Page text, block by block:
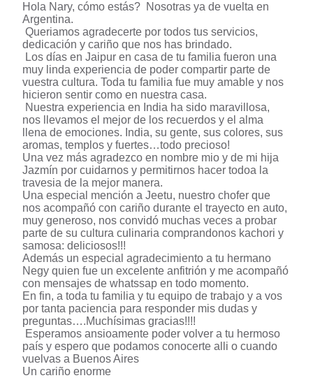
Hola Nary, cómo estás? Nosotras ya de vuelta en
Argentina.
Queriamos agradecerte por todos tus servicios,
dedicación y cariño que nos has brindado.
Los días en Jaipur en casa de tu familia fueron una
muy linda experiencia de poder compartir parte de
vuestra cultura. Toda tu familia fue muy amable y nos
hicieron sentir como en nuestra casa.
Nuestra experiencia en India ha sido maravillosa,
nos llevamos el mejor de los recuerdos y el alma
llena de emociones. India, su gente, sus colores, sus
aromas, templos y fuertes…todo precioso!
Una vez más agradezco en nombre mio y de mi hija
Jazmín por cuidarnos y permitirnos hacer todoa la
travesia de la mejor manera.
Una especial mención a Jeetu, nuestro chofer que
nos acompañó con cariño durante el trayecto en auto,
muy generoso, nos convidó muchas veces a probar
parte de su cultura culinaria comprandonos kachori y
samosa: deliciosos!!!
Además un especial agradecimiento a tu hermano
Negy quien fue un excelente anfitrión y me acompañó
con mensajes de whatssap en todo momento.
En fin, a toda tu familia y tu equipo de trabajo y a vos
por tanta paciencia para responder mis dudas y
preguntas….Muchísimas gracias!!!!
Esperamos ansioamente poder volver a tu hermoso
país y espero que podamos conocerte alli o cuando
vuelvas a Buenos Aires
Un cariño enorme